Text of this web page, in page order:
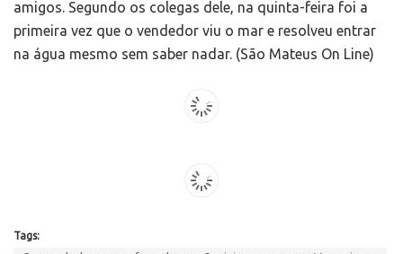
amigos. Segundo os colegas dele, na quinta-feira foi a
primeira vez que o vendedor viu o mar e resolveu entrar
na água mesmo sem saber nadar. (São Mateus On Line)
Tags: